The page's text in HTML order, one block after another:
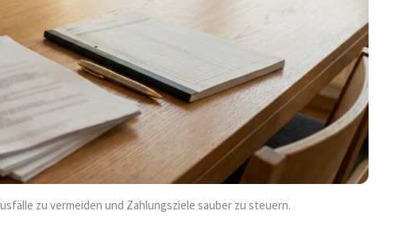
zu vermeiden und Zahlungsziele sauber zu steuern.